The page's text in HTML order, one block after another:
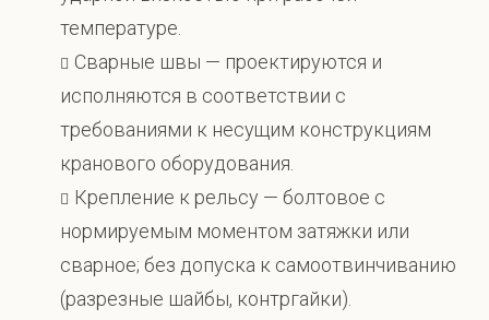
температуре.
Сварные швы — проектируются и
исполняются в соответствии с
требованиями к несущим конструкциям
кранового оборудования.
Крепление к рельсу — болтовое с
нормируемым моментом затяжки или
сварное; без допуска к самоотвинчиванию
(разрезные шайбы, контргайки).